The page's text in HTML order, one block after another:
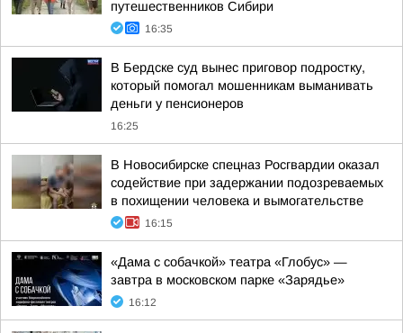
путешественников Сибири
16:35
В Бердске суд вынес приговор подростку,
который помогал мошенникам выманивать
деньги у пенсионеров
16:25
В Новосибирске спецназ Росгвардии оказал
содействие при задержании подозреваемых
в похищении человека и вымогательстве
16:15
«Дама с собачкой» театра «Глобус» —
завтра в московском парке «Зарядье»
16:12